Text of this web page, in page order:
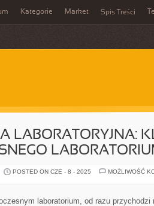
Kategorie Market Spis Treści
LABORATORYJNA:
POSTED ON CZE - 8 - 2025
MOŻLIWOŚĆ
laboratorium, od razu przychodzi